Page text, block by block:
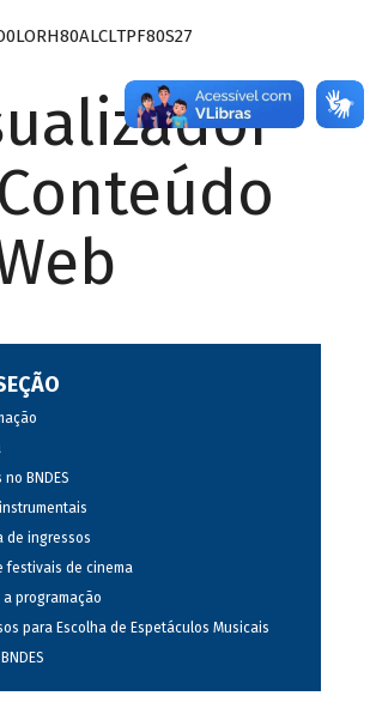
BNDES
de ingressos
festivais de cinema
a programação
para Escolha de Espetáculos Musicais